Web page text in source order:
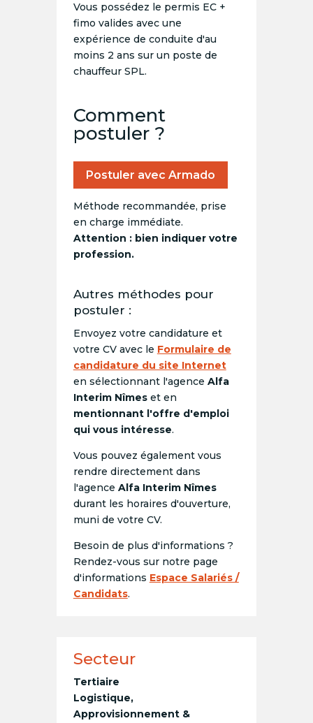
Vous possédez le permis EC +
fimo valides avec une
expérience de conduite d'au
moins 2 ans sur un poste de
chauffeur SPL.
Comment
postuler ?
Postuler avec Armado
Méthode recommandée, prise
en charge immédiate.
Attention : bien indiquer votre
profession.
Autres méthodes pour
postuler :
Envoyez votre candidature et
votre CV avec le Formulaire de
candidature du site Internet
en sélectionnant l'agence Alfa
Interim Nîmeset en
mentionnant l'offre d'emploi
qui vous intéresse.
Vous pouvez également vous
rendre directement dans
l'agence Alfa Interim Nîmes
durant les horaires d'ouverture,
muni de votre CV.
Besoin de plus d'informations ?
Rendez-vous sur notre page
d'informations Espace Salariés /
Candidats.
Secteur
Tertiaire
Logistique,
Approvisionnement &